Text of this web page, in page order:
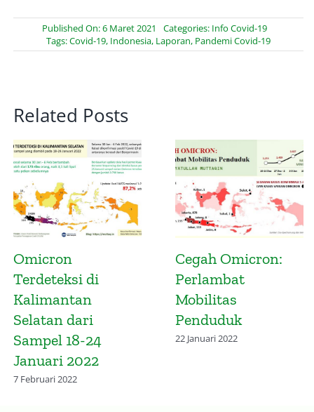
Published On: 6 Maret 2021 Categories: Info Covid-19
Tags:Covid-19, Indonesia, Laporan, Pandemi Covid-19
Related Posts
Mitigasi Potensi
Penyebaran Varian
Omicron
28 November 2021
Infografis
Gelombang
Keempat Covid-19
Kalimantan
Selatan dan